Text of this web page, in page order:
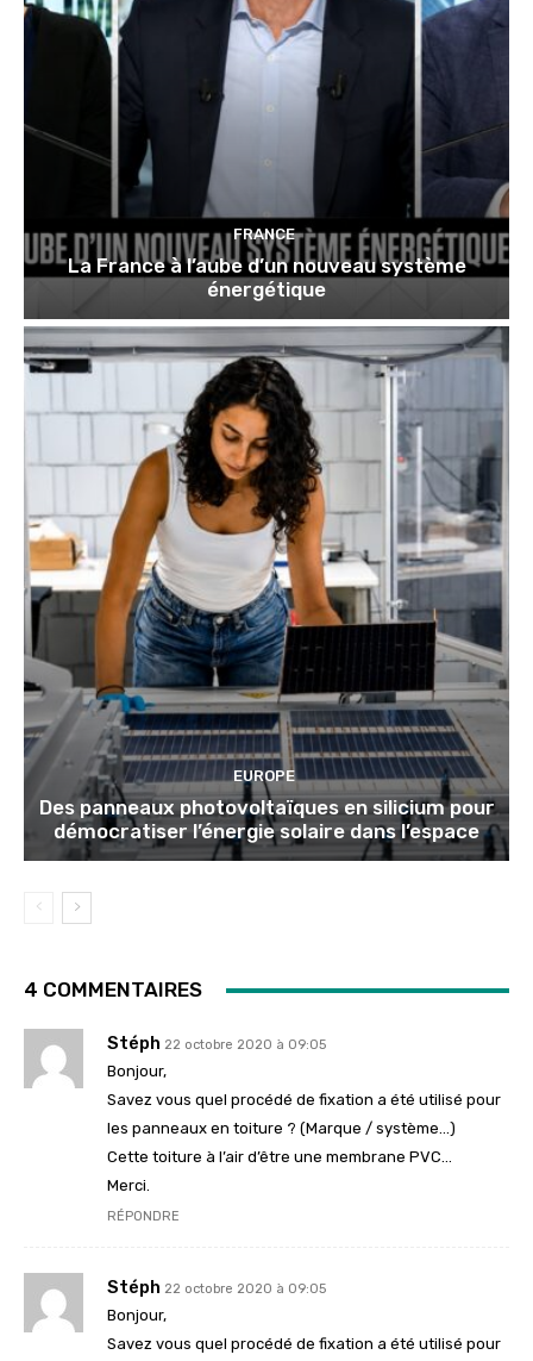
FRANCE
La France à l’aube d’un nouveau système
énergétique
EUROPE
Des panneaux photovoltaïques en silicium pour
démocratiser l’énergie solaire dans l’espace
4 COMMENTAIRES
Stéph 22 octobre 2020 à 09:05
Bonjour,
Savez vous quel procédé de fixation a été utilisé pour
les panneaux en toiture ? (Marque / système…)
Cette toiture à l’air d’être une membrane PVC…
Merci.
RÉPONDRE
Stéph 22 octobre 2020 à 09:05
Bonjour,
Savez vous quel procédé de fixation a été utilisé pour